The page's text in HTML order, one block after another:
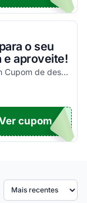
o seu
e aproveite!
Quando a Melhor Seguro disponibilizar um Cupom de desconto você poderá encontrá-lo aqui!
cupom
Ordenar por